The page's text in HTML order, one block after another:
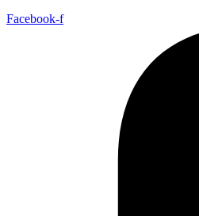
Facebook-f